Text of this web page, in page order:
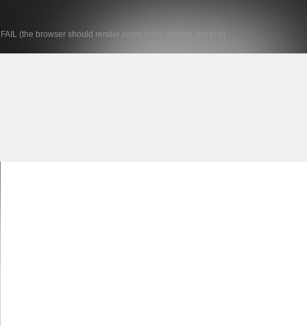
FAIL (the browser should render some flash content, not this).